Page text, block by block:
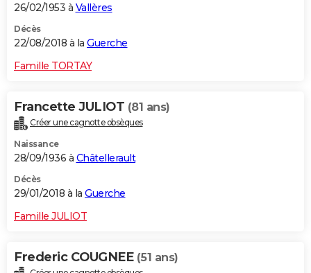
26/02/1953 à Vallères
Décès
22/08/2018 à la Guerche
Famille TORTAY
Francette JULIOT (81 ans)
Créer une cagnotte obsèques
Naissance
28/09/1936 à Châtellerault
Décès
29/01/2018 à la Guerche
Famille JULIOT
Frederic COUGNEE (51 ans)